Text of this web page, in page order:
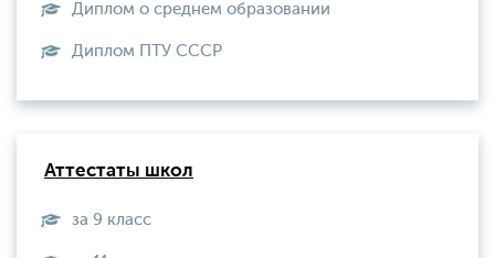
Диплом о среднем образовании
Диплом ПТУ СССР
Аттестаты школ
за 9 класс